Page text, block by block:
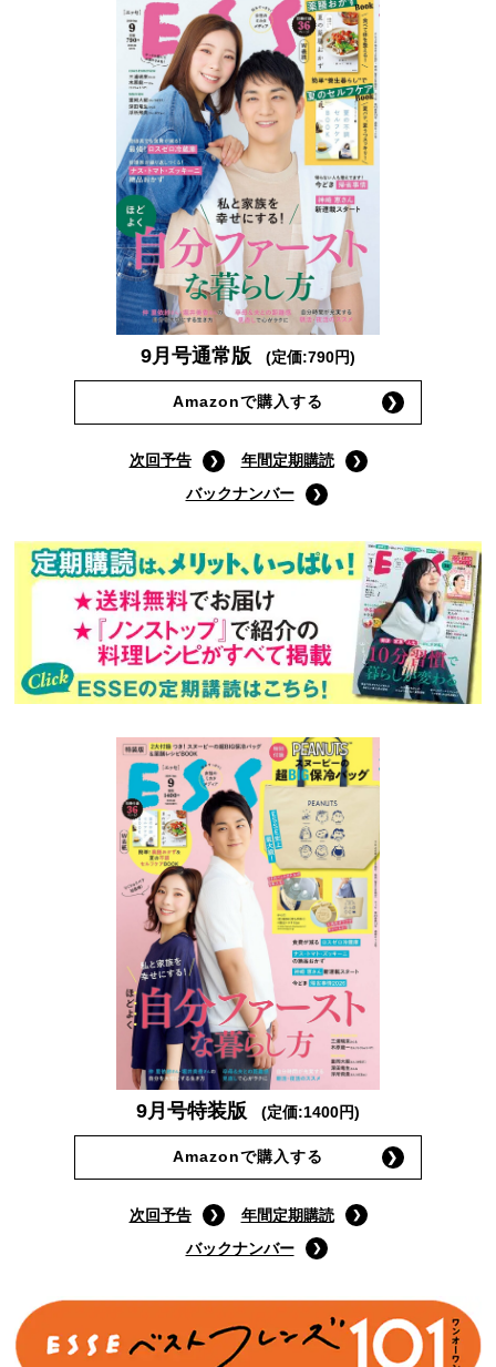
9月号通常版 (定価:790円)
Amazonで購入する
次回予告
年間定期購読
バックナンバー
9月号特装版 (定価:1400円)
Amazonで購入する
次回予告
年間定期購読
バックナンバー